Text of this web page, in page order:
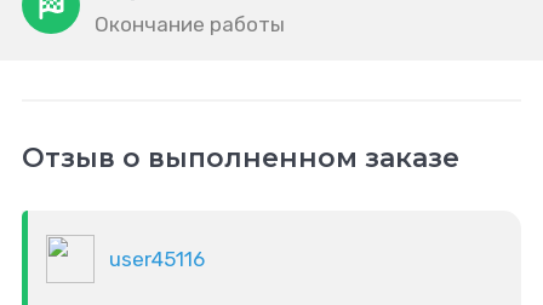
Окончание работы
Отзыв о выполненном заказе
user45116